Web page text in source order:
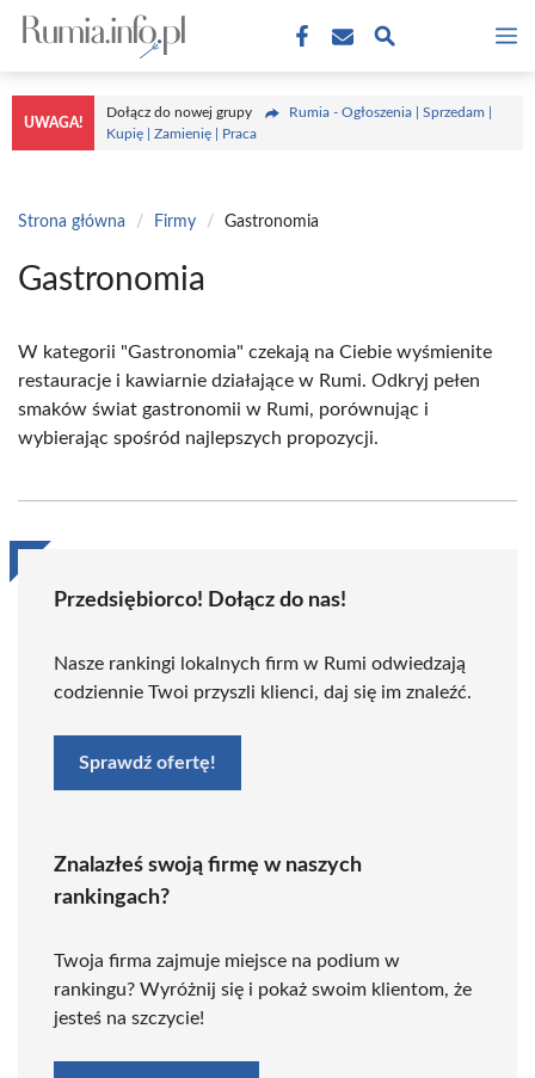
Przejdź
treści
UWAGA!
Dołącz do nowej grupy
Rumia - Ogłoszenia | Sprzedam |
Kupię | Zamienię | Praca
Strona główna / Firmy / Gastronomia
Gastronomia
W kategorii "Gastronomia" czekają na Ciebie wyśmienite
restauracje i kawiarnie działające w Rumi. Odkryj pełen
smaków świat gastronomii w Rumi, porównując i
wybierając spośród najlepszych propozycji.
Przedsiębiorco! Dołącz do nas!
Nasze rankingi lokalnych firm w Rumi odwiedzają
codziennie Twoi przyszli klienci, daj się im znaleźć.
Sprawdź ofertę!
Znalazłeś swoją firmę w naszych
rankingach?
Twoja firma zajmuje miejsce na podium w
rankingu? Wyróżnij się i pokaż swoim klientom, że
jesteś na szczycie!